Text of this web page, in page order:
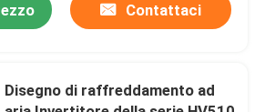
di frequenza del vfd
Contattaci
Disegno di raffreddamento ad